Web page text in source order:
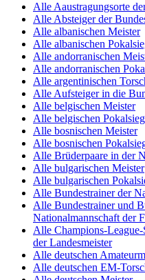
Alle Aaustragungsorte
Alle Absteiger der
Alle albanischen Meister
Alle albanischen
Alle andorranischen
Alle andorranischen
Alle argentinischen
Alle Aufsteiger in die
Alle belgischen Meister
Alle belgischen
Alle bosnischen Meister
Alle bosnischen
Alle Brüderpaare in der
Alle bulgarischen Meister
Alle bulgarischen
Alle Bundestrainer der
Alle Bundestrainer und
Nationalmannschaft der
Alle Champions-
der Landesmeister
Alle deutschen
Alle deutschen EM-